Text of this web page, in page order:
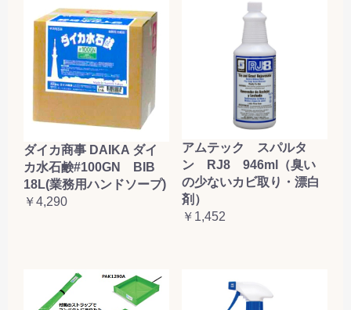
ダイカ商事 DAIKA ダイ
カ水石鹸#100GN BIB
18L(業務用ハンドソープ)
￥4,290
アムテック スパルタ
ン RJ8 946ml（臭い
の少ないカビ取り・漂白
剤）
￥1,452